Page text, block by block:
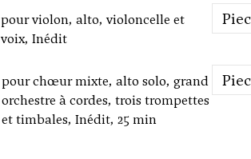
pour violon, alto, violoncelle et
voix, Inédit
pour chœur mixte, alto solo, grand
orchestre à cordes, trois trompettes
et timbales, Inédit, 25 min